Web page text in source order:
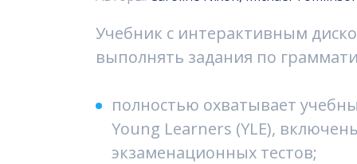
Учебник с интерактивным
выполнять задания по
полностью охватывает
Young Learners (YLE),
экзаменационных тестов;